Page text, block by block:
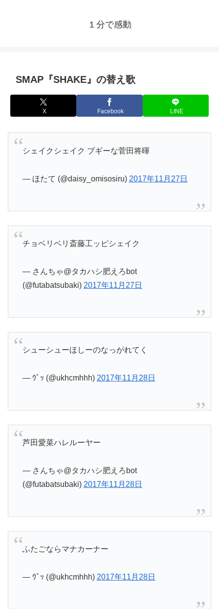
１分で感動
SMAP『SHAKE』の替え歌
X Facebook LINE
シェイクシェイク ブギーな菅田将暉
— ほたて (@daisy_omisosiru) 2017年11月27日
チョベリベリ斎藤工ッピシェイク
— さんちゃ@タカハシ肥えろbot
(@futabatsubaki) 2017年11月27日
シューシューほしーのなっがれてく
— ｳﾞｯ (@ukhcmhhh) 2017年11月28日
芦田愛菜ハレルーヤー
— さんちゃ@タカハシ肥えろbot
(@futabatsubaki) 2017年11月28日
ふたごならマナカーナー
— ｳﾞｯ (@ukhcmhhh) 2017年11月28日